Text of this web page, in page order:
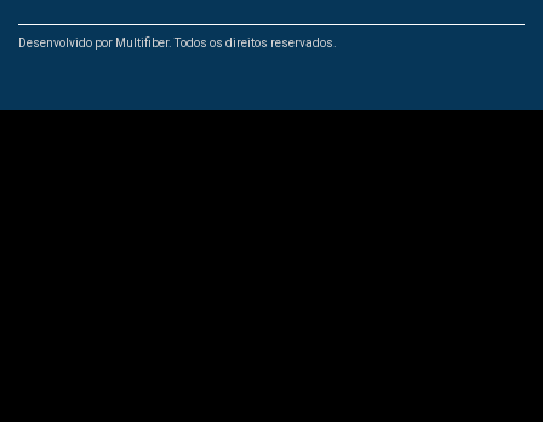
Desenvolvido por Multifiber. Todos os direitos reservados.